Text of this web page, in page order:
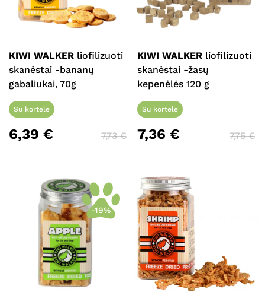
KIWI WALKER liofilizuoti
skanėstai -bananų
gabaliukai, 70g
Su kortele
6,39 € 7,73€
KIWI WALKER liofilizuoti
skanėstai -žasų
kepenėlės 120 g
Su kortele
7,36€ 7,75€
-19%